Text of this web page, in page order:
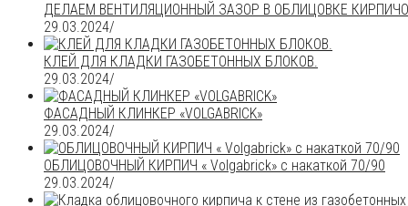
ДЕЛАЕМ ВЕНТИЛЯЦИОННЫЙ ЗАЗОР В ОБЛИЦОВКЕ
29.03.2024/
КЛЕЙ ДЛЯ КЛАДКИ ГАЗОБЕТОННЫХ БЛОКОВ.
29.03.2024/
ФАСАДНЫЙ КЛИНКЕР «VOLGABRICK»
29.03.2024/
ОБЛИЦОВОЧНЫЙ КИРПИЧ « Volgabrick» с накаткой 70/90
29.03.2024/